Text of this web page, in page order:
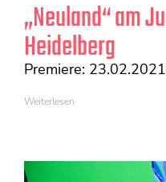
„Neuland“ am
Heidelberg
Premiere: 23.02.2021
Weiterlesen